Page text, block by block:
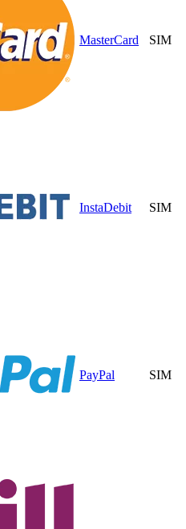
MasterCard SIM
InstaDebit SIM
PayPal SIM